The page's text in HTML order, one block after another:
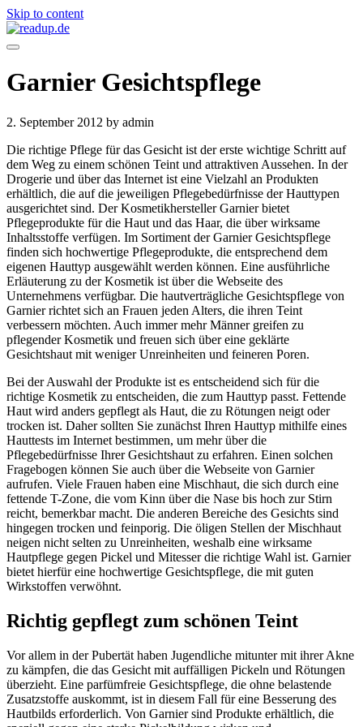
Skip to content
Garnier Gesichtspflege
2. September 2012 by admin
Die richtige Pflege für das Gesicht ist der erste wichtige Schritt auf
dem Weg zu einem schönen Teint und attraktiven Aussehen. In der
Drogerie und über das Internet ist eine Vielzahl an Produkten
erhältlich, die auf die jeweiligen Pflegebedürfnisse der Hauttypen
ausgerichtet sind. Der Kosmetikhersteller Garnier bietet
Pflegeprodukte für die Haut und das Haar, die über wirksame
Inhaltsstoffe verfügen. Im Sortiment der Garnier Gesichtspflege
finden sich hochwertige Pflegeprodukte, die entsprechend dem
eigenen Hauttyp ausgewählt werden können. Eine ausführliche
Erläuterung zu der Kosmetik ist über die Webseite des
Unternehmens verfügbar. Die hautverträgliche Gesichtspflege von
Garnier richtet sich an Frauen jeden Alters, die ihren Teint
verbessern möchten. Auch immer mehr Männer greifen zu
pflegender Kosmetik und freuen sich über eine geklärte
Gesichtshaut mit weniger Unreinheiten und feineren Poren.
Bei der Auswahl der Produkte ist es entscheidend sich für die
richtige Kosmetik zu entscheiden, die zum Hauttyp passt. Fettende
Haut wird anders gepflegt als Haut, die zu Rötungen neigt oder
trocken ist. Daher sollten Sie zunächst Ihren Hauttyp mithilfe eines
Hauttests im Internet bestimmen, um mehr über die
Pflegebedürfnisse Ihrer Gesichtshaut zu erfahren. Einen solchen
Fragebogen können Sie auch über die Webseite von Garnier
aufrufen. Viele Frauen haben eine Mischhaut, die sich durch eine
fettende T-Zone, die vom Kinn über die Nase bis hoch zur Stirn
reicht, bemerkbar macht. Die anderen Bereiche des Gesichts sind
hingegen trocken und feinporig. Die öligen Stellen der Mischhaut
neigen nicht selten zu Unreinheiten, weshalb eine wirksame
Hautpflege gegen Pickel und Mitesser die richtige Wahl ist. Garnier
bietet hierfür eine hochwertige Gesichtspflege, die mit guten
Wirkstoffen verwöhnt.
Richtig gepflegt zum schönen Teint
Vor allem in der Pubertät haben Jugendliche mitunter mit ihrer Akne
zu kämpfen, die das Gesicht mit auffälligen Pickeln und Rötungen
überzieht. Eine parfümfreie Gesichtspflege, die ohne belastende
Zusatzstoffe auskommt, ist in diesem Fall für eine Besserung des
Hautbilds erforderlich. Von Garnier sind Produkte erhältlich, die